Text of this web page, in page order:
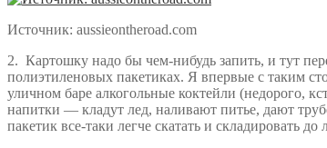
Источник: aussieontheroad.com
2. Картошку надо бы чем-нибудь запить, и тут
полиэтиленовых пакетиках. Я впервые с таким
уличном баре алкогольные коктейли (недорого,
напитки — кладут лед, наливают питье, дают
пакетик все-таки легче скатать и складировать